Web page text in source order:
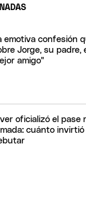
emotiva confesión
Jorge, su padre,
amigo"
oficializó el pase
cuánto